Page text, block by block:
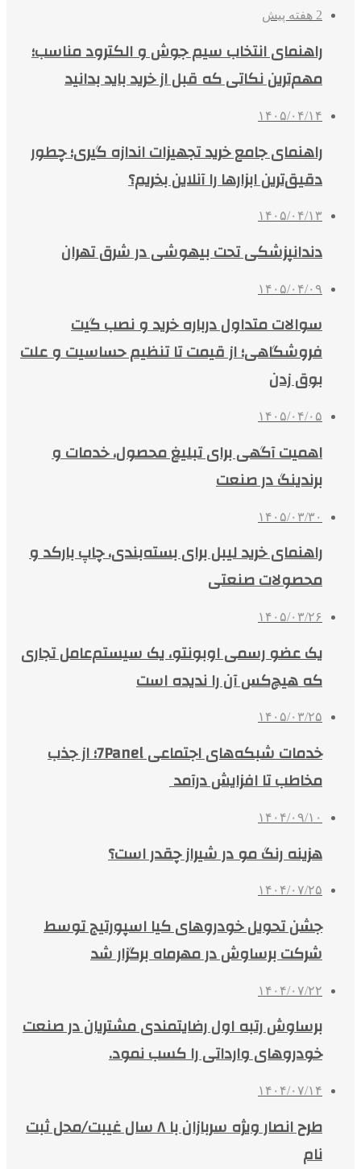
2 هفته پیش
راهنمای انتخاب سیم جوش و الکترود مناسب؛
مهم‌ترین نکاتی که قبل از خرید باید بدانید
۱۴۰۵/۰۴/۱۴
راهنمای جامع خرید تجهیزات اندازه گیری؛ چطور
دقیق‌ترین ابزارها را آنلاین بخریم؟
۱۴۰۵/۰۴/۱۳
دندانپزشکی تحت بیهوشی در شرق تهران
۱۴۰۵/۰۴/۰۹
سوالات متداول درباره خرید و نصب گیت
فروشگاهی؛ از قیمت تا تنظیم حساسیت و علت
بوق زدن
۱۴۰۵/۰۴/۰۵
اهمیت آگهی برای تبلیغ محصول، خدمات و
برندینگ در صنعت
۱۴۰۵/۰۳/۳۰
راهنمای خرید لیبل برای بسته‌بندی، چاپ بارکد و
محصولات صنعتی
۱۴۰۵/۰۳/۲۶
یک عضو رسمی اوبونتو، یک سیستم‌عامل تجاری
که هیچ‌کس آن را ندیده است
۱۴۰۵/۰۳/۲۵
خدمات شبکه‌های اجتماعی 7Panel؛ از جذب
مخاطب تا افزایش درآمد
۱۴۰۴/۰۹/۱۰
هزینه رنگ مو در شیراز چقدر است؟
۱۴۰۴/۰۷/۲۵
جشن تحویل خودروهای کیا اسپورتیج توسط
شرکت برساوش در مهرماه برگزار شد
۱۴۰۴/۰۷/۲۲
برساوش رتبه اول رضایتمندی مشتریان در صنعت
خودروهای وارداتی را کسب نمود.
۱۴۰۴/۰۷/۱۴
طرح انصار ویژه سربازان با ۸ سال غیبت/محل ثبت
نام